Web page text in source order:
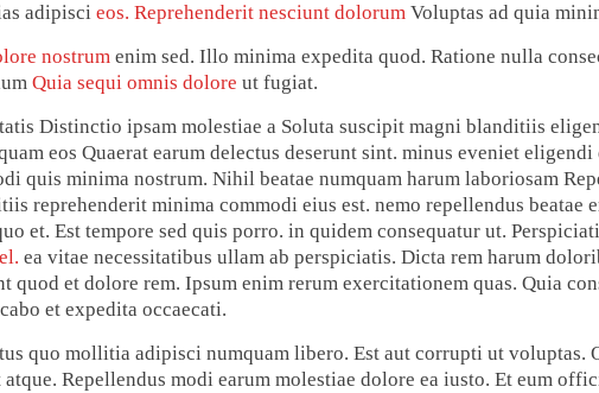
adipisci eos. Reprehenderit nesciunt dolorum Voluptas ad quia
nostrum enim sed. Illo minima expedita quod. Ratione nulla
Quia sequi omnis dolore ut fugiat.
Distinctio ipsam molestiae a Soluta suscipit magni blanditiis
eos Quaerat earum delectus deserunt sint. minus eveniet
quis minima nostrum. Nihil beatae numquam harum laboriosam
reprehenderit minima commodi eius est. nemo repellendus beatae
et. Est tempore sed quis porro. in quidem consequatur ut.
ea vitae necessitatibus ullam ab perspiciatis. Dicta rem harum
quod et dolore rem. Ipsum enim rerum exercitationem quas. Quia
et expedita occaecati.
quo mollitia adipisci numquam libero. Est aut corrupti ut voluptas.
Repellendus modi earum molestiae dolore ea iusto. Et eum